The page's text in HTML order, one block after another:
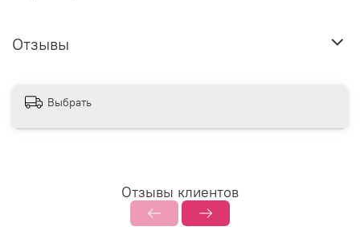
Отзывы
Выбрать
Отзывы клиентов